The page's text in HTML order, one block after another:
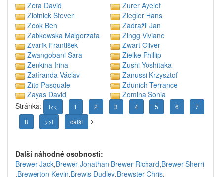
Zera David
Zlotnick Steven
Zook Ben
Zabkowska Malgorzata
Zvarík František
Zwangobani Sara
Zenkina Irina
Zatíranda Václav
Zito Pasquale
Zayas David
Zurer Ayelet
Ziegler Hans
Zadražil Jan
Zingg Viviane
Zwart Oliver
Zielke Phillip
Zushi Yoshitaka
Zanussi Krzysztof
Zdunich Terrance
Zomina Sonia
Stránka:
I<< 1 2 3 4 5 6
7
8
>>I další >
Další náhodné osobnosti:
Brewer Jack,Brewer Jonathan,Brewer Richard,Brewer Sherri
,Brewerton Kevin,Brewis Dudley,Brewster Chris,